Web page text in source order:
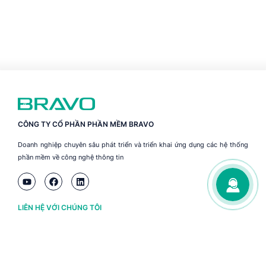
CÔNG TY CỔ PHẦN PHẦN MỀM BRAVO
Doanh nghiệp chuyên sâu phát triển và triển khai ứng dụng các hệ thống
phần mềm về công nghệ thông tin
LIÊN HỆ VỚI CHÚNG TÔI